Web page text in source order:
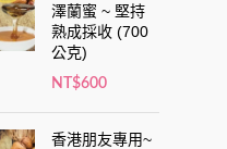
澤蘭蜜 ~ 堅持
熟成採收 (700
公克)
NT$600
香港朋友專用~